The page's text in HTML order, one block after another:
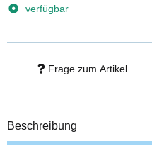
verfügbar
Frage zum Artikel
Beschreibung